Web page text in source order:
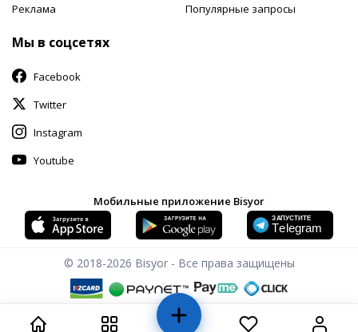
Реклама
Популярные запросы
Мы в соцсетях
Facebook
Twitter
Instagram
Youtube
Мобильные приложение Bisyor
© 2018-2026 Bisyor - Все права защищены